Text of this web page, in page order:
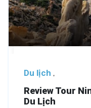
Du lịch
Review Tour
Du Lịch